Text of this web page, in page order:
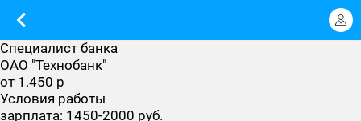
Специалист банка
ОАО "Технобанк"
от 1.450 р
Условия работы
зарплата: 1450-2000 руб.